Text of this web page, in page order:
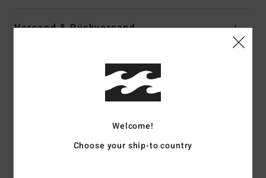
Versand & Rückversand
Kundenbewertungen
Durchschnittliche Bewertung
4.0/5
Welcome!
Choose your ship-to country